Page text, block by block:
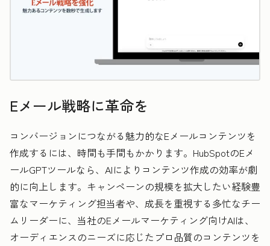
Eメール戦略に革命を
コンバージョンにつながる魅力的なEメールコンテンツを
作成するには、時間も手間もかかります。HubSpotのEメ
ールGPTツールなら、AIによりコンテンツ作成の効率が劇
的に向上します。キャンペーンの規模を拡大したい経験豊
富なマーケティング担当者や、成長を重視する多忙なチー
ムリーダーに、当社のEメールマーケティング向けAIは、
オーディエンスのニーズに応じたプロ品質のコンテンツを